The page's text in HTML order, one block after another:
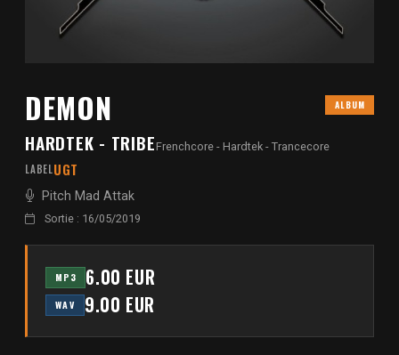
DEMON ALBUM
HARDTEK - TRIBE Frenchcore - Hardtek - Trancecore
LABELUGT
Pitch Mad Attak
Sortie : 16/05/2019
MP3 6.00 EUR
WAV 9.00 EUR